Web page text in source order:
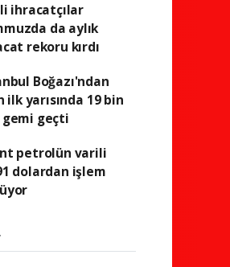
ihracatçılar
da aylık
rekoru kırdı
Boğazı'ndan
ilk yarısında 19 bin
gemi geçti
petrolün varili
dolardan işlem